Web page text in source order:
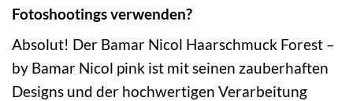
Fotoshootings verwenden?
Absolut! Der Bamar Nicol Haarschmuck Forest –
by Bamar Nicol pink ist mit seinen zauberhaften
Designs und der hochwertigen Verarbeitung